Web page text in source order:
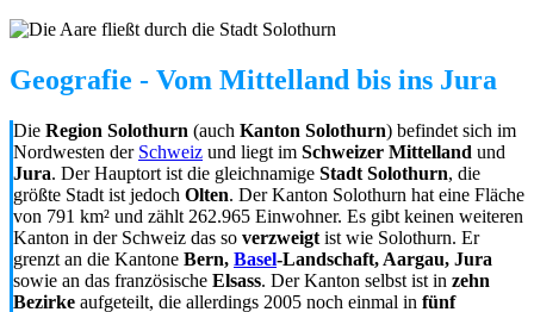
Geografie - Vom Mittelland bis ins Jura
Die Region Solothurn (auch Kanton Solothurn) befindet sich im
Nordwesten der Schweiz und liegt im Schweizer Mittelland und
Jura. Der Hauptort ist die gleichnamige Stadt Solothurn, die
größte Stadt ist jedoch Olten. Der Kanton Solothurn hat eine Fläche
von 791 km² und zählt 262.965 Einwohner. Es gibt keinen weiteren
Kanton in der Schweiz das so verzweigt ist wie Solothurn. Er
grenzt an die Kantone Bern, Basel-Landschaft, Aargau, Jura
sowie an das französische Elsass. Der Kanton selbst ist in zehn
Bezirke aufgeteilt, die allerdings 2005 noch einmal in fünf